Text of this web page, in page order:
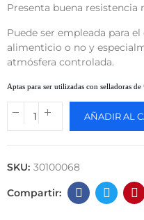
Presenta buena resistencia
Puede ser empleada para
alimenticio o no y
atmósfera controlada.
Aptas para ser utilizadas con selladoras de
AÑADIR AL
SKU: 30100068